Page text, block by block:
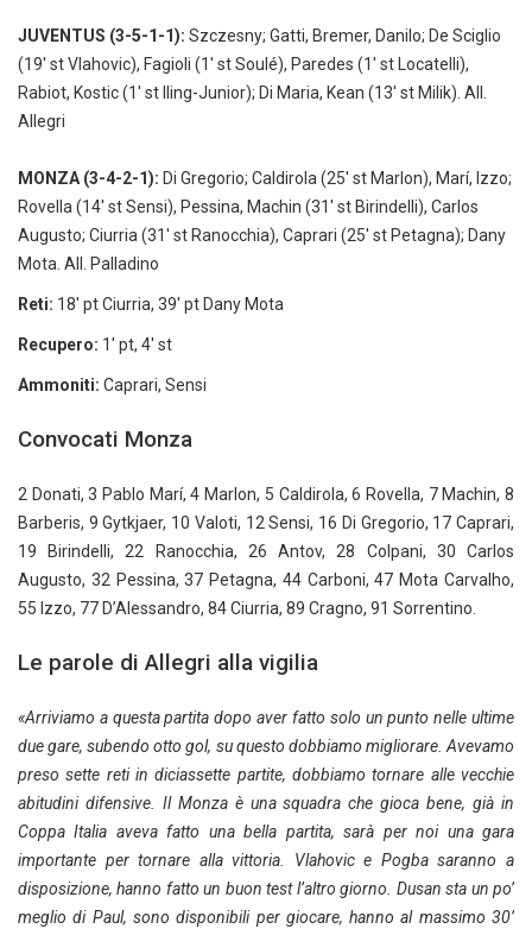
JUVENTUS (3-5-1-1): Szczesny; Gatti, Bremer, Danilo; De Sciglio
(19' st Vlahovic), Fagioli (1' st Soulé), Paredes (1' st Locatelli),
Rabiot, Kostic (1' st Iling-Junior); Di Maria, Kean (13' st Milik). All.
Allegri
MONZA (3-4-2-1): Di Gregorio; Caldirola (25' st Marlon), Marí, Izzo;
Rovella (14' st Sensi), Pessina, Machin (31' st Birindelli), Carlos
Augusto; Ciurria (31' st Ranocchia), Caprari (25' st Petagna); Dany
Mota. All. Palladino
Reti: 18' pt Ciurria, 39' pt Dany Mota
Recupero: 1' pt, 4' st
Ammoniti: Caprari, Sensi
Convocati Monza
2 Donati, 3 Pablo Marí, 4 Marlon, 5 Caldirola, 6 Rovella, 7 Machin, 8
Barberis, 9 Gytkjaer, 10 Valoti, 12 Sensi, 16 Di Gregorio, 17 Caprari,
19 Birindelli, 22 Ranocchia, 26 Antov, 28 Colpani, 30 Carlos
Augusto, 32 Pessina, 37 Petagna, 44 Carboni, 47 Mota Carvalho,
55 Izzo, 77 D’Alessandro, 84 Ciurria, 89 Cragno, 91 Sorrentino.
Le parole di Allegri alla vigilia
«Arriviamo a questa partita dopo aver fatto solo un punto nelle ultime
due gare, subendo otto gol, su questo dobbiamo migliorare. Avevamo
preso sette reti in diciassette partite, dobbiamo tornare alle vecchie
abitudini difensive. Il Monza è una squadra che gioca bene, già in
Coppa Italia aveva fatto una bella partita, sarà per noi una gara
importante per tornare alla vittoria. Vlahovic e Pogba saranno a
disposizione, hanno fatto un buon test l’altro giorno. Dusan sta un po’
meglio di Paul, sono disponibili per giocare, hanno al massimo 30’